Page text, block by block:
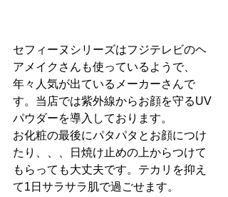
セフィーヌシリーズはフジテレビのヘ
アメイクさんも使っているようで、
年々人気が出ているメーカーさんで
す。当店では紫外線からお顔を守るUV
パウダーを導入しております。
お化粧の最後にパタパタとお顔につけ
たり、、、日焼け止めの上からつけて
もらっても大丈夫です。テカリを抑え
て1日サラサラ肌で過ごせます。